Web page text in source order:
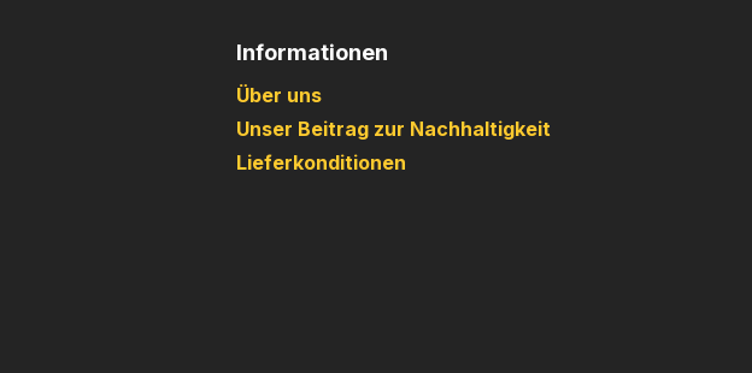
Informationen
Über uns
Unser Beitrag zur Nachhaltigkeit
Lieferkonditionen